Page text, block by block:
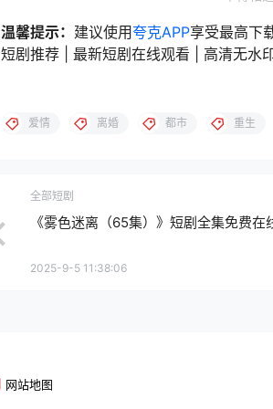
温馨提示： 建议使用夸克APP享受最高下
短剧推荐 | 最新短剧在线观看 | 高清无
爱情 离婚 都市 重生
全部短剧
《雾色迷离（65集）》短剧全集免费在
2025-9-5 11:38:06
网站地图